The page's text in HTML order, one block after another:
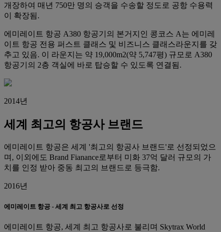
개장하여 매년 750만 명의 승객을 수송할 정도로 공항 수용력
이 확장됨.
에미레이트 항공 A380 항공기의 본거지인 콩코스 A는 에미레
이트 항공 전용 퍼스트 클래스 및 비즈니스 클래스라운지를 갖
추고 있음. 이 라운지는 약 19,000m2(약 5,747평) 규모로 A380
항공기의 2층 객실에 바로 탑승할 수 있도록 연결됨.
2014년
세계 최고의 항공사 브랜드
에미레이트 항공은 세계 '최고의 항공사 브랜드'로 선정되었으
며, 이외에도 Brand Fianance로부터 미화 37억 달러 규모의 가
치를 인정 받아 중동 최고의 브랜드로 등극함.
2016년
에미레이트 항공 - 세계 최고 항공사로 선정
에미레이트 항공, 세계 최고 항공사로 불리며 Skytrax World